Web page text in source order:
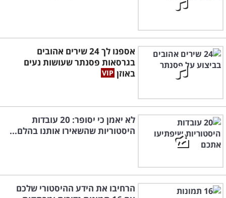
אספנו לך 24 שירים אהובים
בגרסאות פסנתר שעושות נעים
באוזן
לא יאמן כי יסופר: 20 עובדות
היסטוריות שהשאירו אותנו בהלם...
הרחיבו את הידע ההיסטורי שלכם